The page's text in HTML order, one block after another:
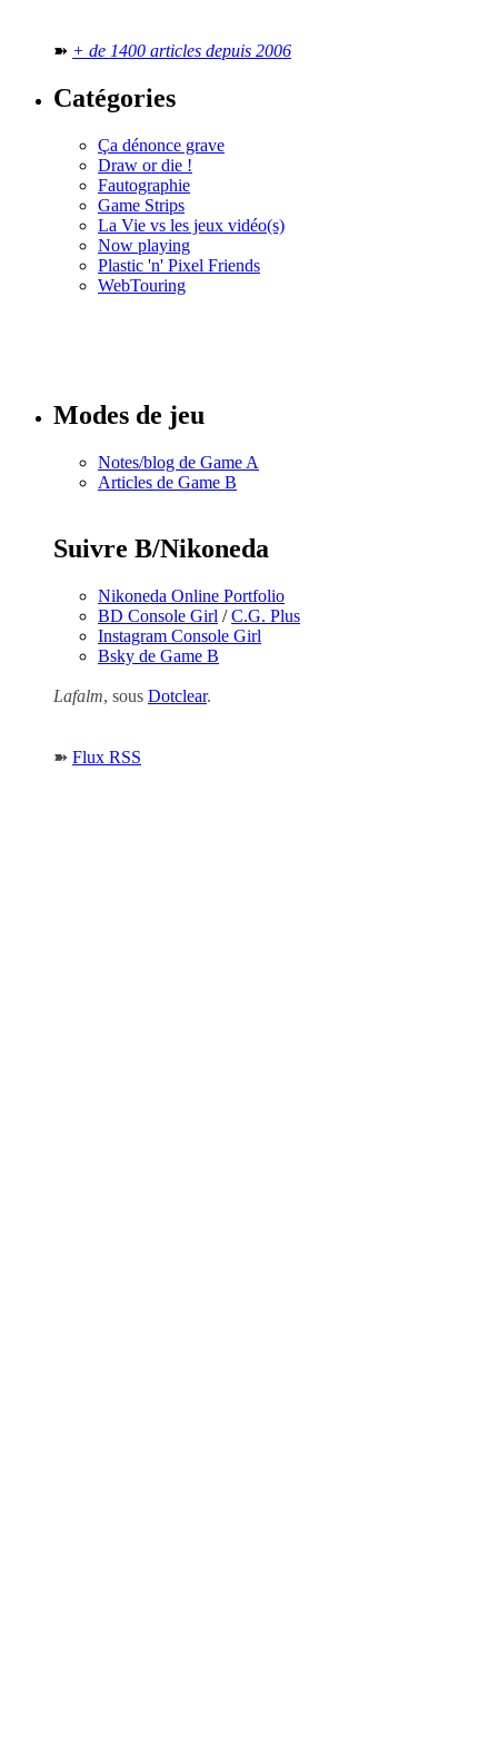
➽ + de 1400 articles depuis 2006
Catégories
Ça dénonce grave
Draw or die !
Fautographie
Game Strips
La Vie vs les jeux vidéo(s)
Now playing
Plastic 'n' Pixel Friends
WebTouring
Modes de jeu
Notes/blog de Game A
Articles de Game B
Suivre B/Nikoneda
Nikoneda Online Portfolio
BD Console Girl /C.G. Plus
Instagram Console Girl
Bsky de Game B
Lafalm, sous Dotclear.
➽ Flux RSS